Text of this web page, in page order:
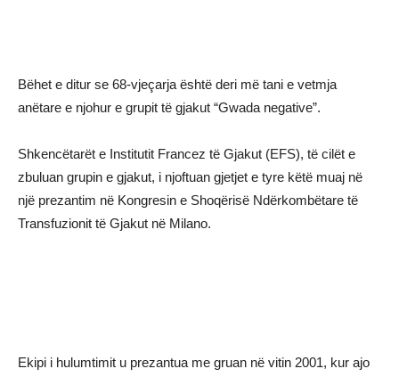
Bëhet e ditur se 68-vjeçarja është deri më tani e vetmja
anëtare e njohur e grupit të gjakut “Gwada negative”.
Shkencëtarët e Institutit Francez të Gjakut (EFS), të cilët e
zbuluan grupin e gjakut, i njoftuan gjetjet e tyre këtë muaj në
një prezantim në Kongresin e Shoqërisë Ndërkombëtare të
Transfuzionit të Gjakut në Milano.
Ekipi i hulumtimit u prezantua me gruan në vitin 2001, kur ajo